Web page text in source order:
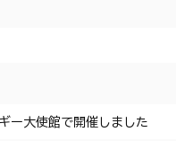
ー大使館で開催しました